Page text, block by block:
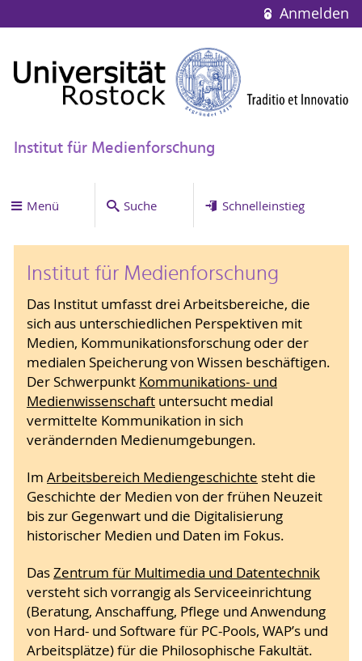
Anmelden
Institut für Medienforschung
Menü Suche Schnelleinstieg
Institut für Medienforschung
Das Institut umfasst drei Arbeitsbereiche, die
sich aus unterschiedlichen Perspektiven mit
Medien, Kommunikationsforschung oder der
medialen Speicherung von Wissen beschäftigen.
Der Schwerpunkt Kommunikations- und
Medienwissenschaft untersucht medial
vermittelte Kommunikation in sich
verändernden Medienumgebungen.
Im Arbeitsbereich Mediengeschichte steht die
Geschichte der Medien von der frühen Neuzeit
bis zur Gegenwart und die Digitalisierung
historischer Medien und Daten im Fokus.
DasZentrum für Multimedia und Datentechnik
versteht sich vorrangig als Serviceeinrichtung
(Beratung, Anschaffung, Pflege und Anwendung
von Hard- und Software für PC-Pools, WAP’s und
Arbeitsplätze) für die Philosophische Fakultät.